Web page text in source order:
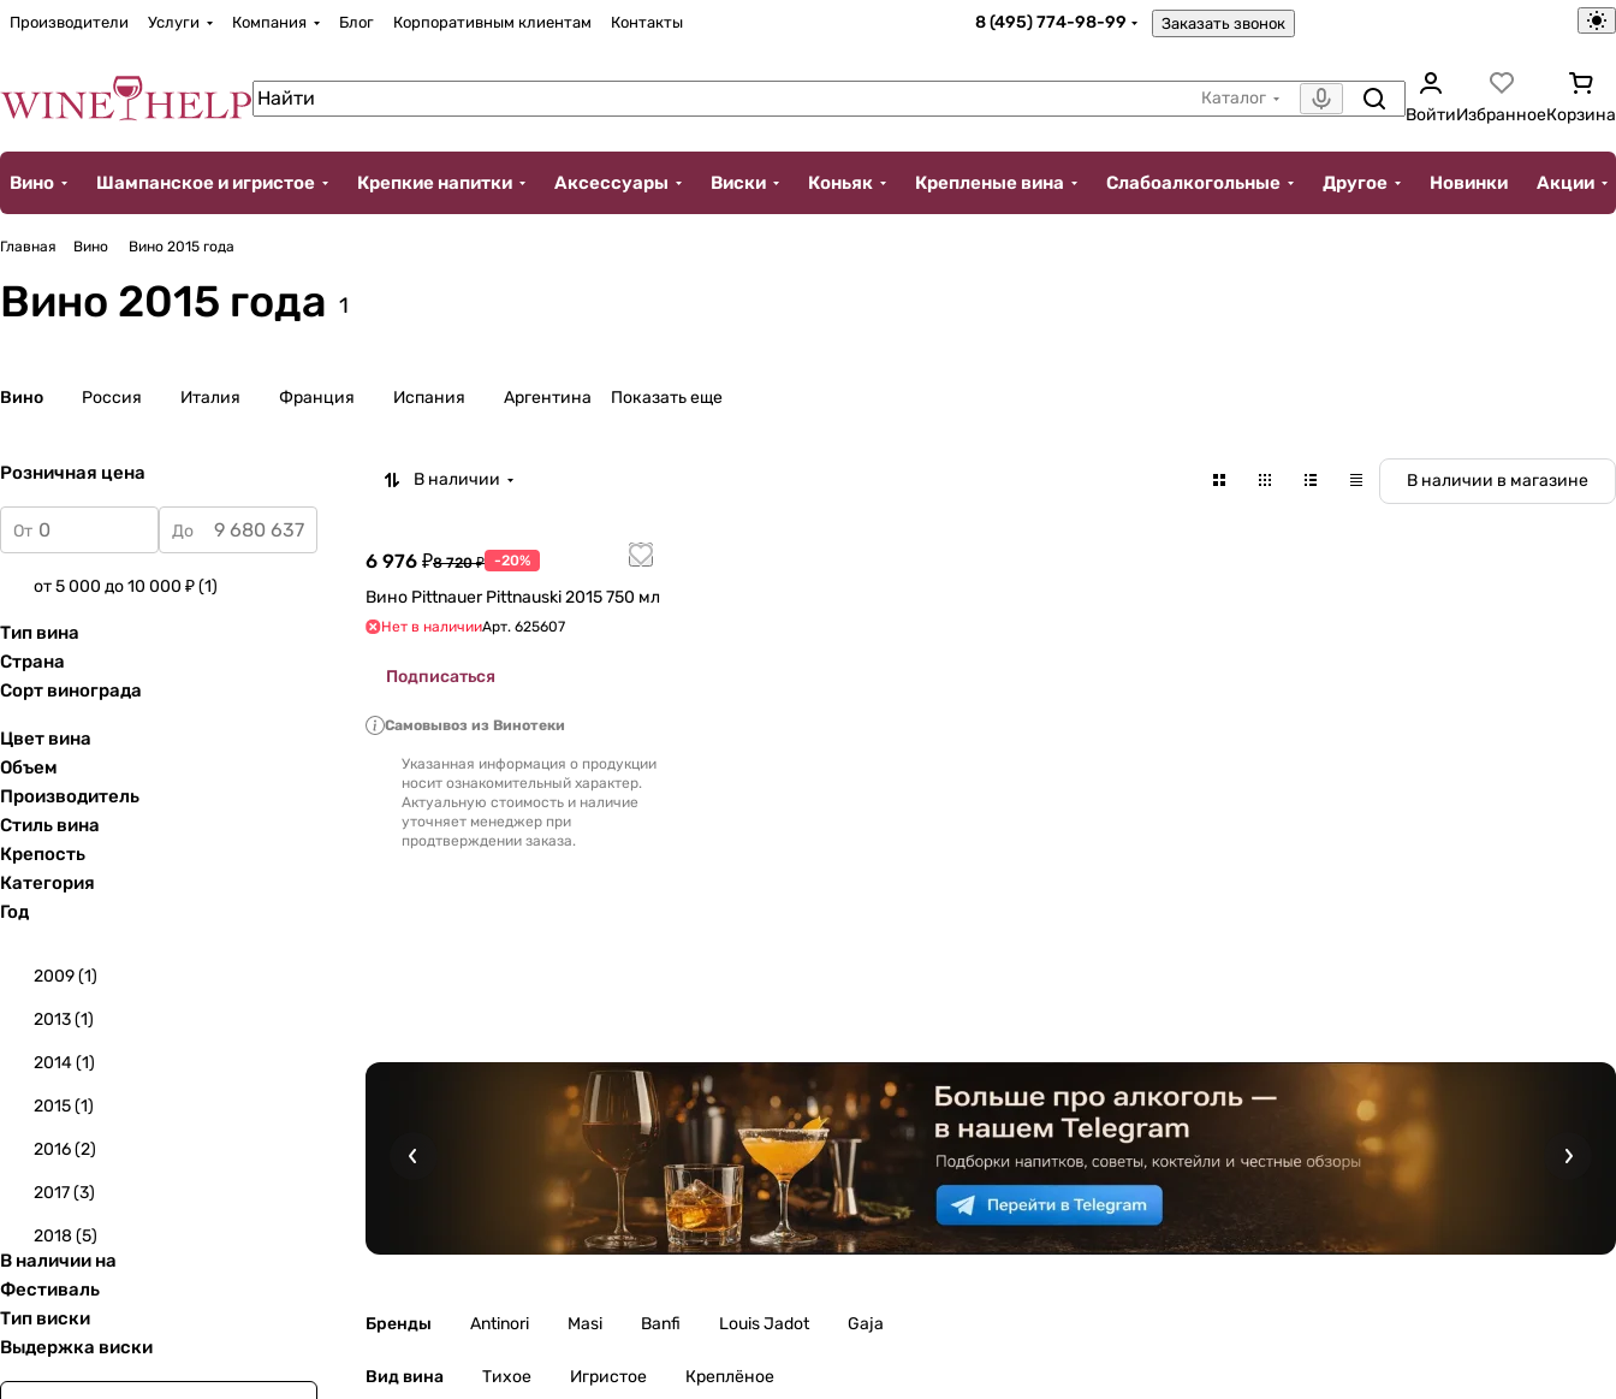
Производители Услуги Компания Блог Корпоративным клиентам Контакты 8 (495) 774-98-99 Заказать звонок
Каталог
ВойтиИзбранноеКорзина
Вино Шампанское и игристое Крепкие напитки Аксессуары Виски Коньяк Крепленые вина Слабоалкогольные Другое Новинки Акции
Главная Вино Вино 2015 года
Вино 2015 года 1
Вино Россия Италия Франция Испания Аргентина Показать еще
Розничная цена
От До
от 5 000 до 10 000 ₽(1)
Тип вина
Страна
Сорт винограда
Цвет вина
Объем
Производитель
Стиль вина
Крепость
Категория
Год
2009(1)
2013(1)
2014(1)
2015(1)
2016(2)
2017(3)
2018 (5)
2021(3
В наличии на
Фестиваль
Тип виски
Выдержка виски
В наличии В наличии в магазине
6 976 ₽8 720 ₽ -20%
Вино Pittnauer Pittnauski 2015 750 мл
Нет в наличииАрт. 625607
Подписаться
Самовывоз из Винотеки
Указанная информация о продукции
носит ознакомительный характер.
Актуальную стоимость и наличие
уточняет менеджер при
продтверждении заказа.
Бренды Antinori Masi Banfi Louis Jadot Gaja
Вид вина Тихое Игристое Креплёное